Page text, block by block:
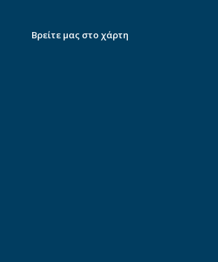
Βρείτε μας στο χάρτη